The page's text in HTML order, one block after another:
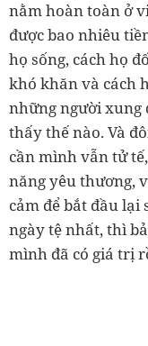
nằm hoàn toàn ở
được bao nhiêu
họ sống, cách họ
khó khăn và cách
những người xung
thấy thế nào. Và
cần mình vẫn tử
năng yêu thương,
cảm để bắt đầu lại
ngày tệ nhất, thì
mình đã có giá trị